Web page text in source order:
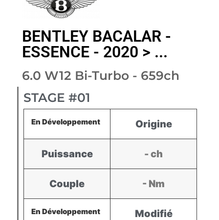
BENTLEY BACALAR -
ESSENCE - 2020 > ...
6.0 W12 Bi-Turbo - 659ch
STAGE #01
En Développement Origine
Puissance - ch
Couple - Nm
En Développement Modifié